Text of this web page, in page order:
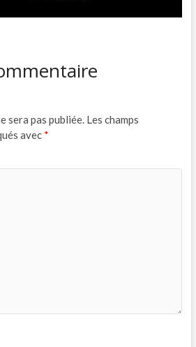
sera pas publiée. Les champs
avec *